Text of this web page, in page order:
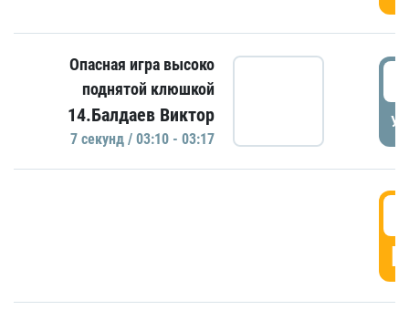
Опасная игра высоко
поднятой клюшкой
14.Балдаев Виктор
7 секунд / 03:10 - 03:17